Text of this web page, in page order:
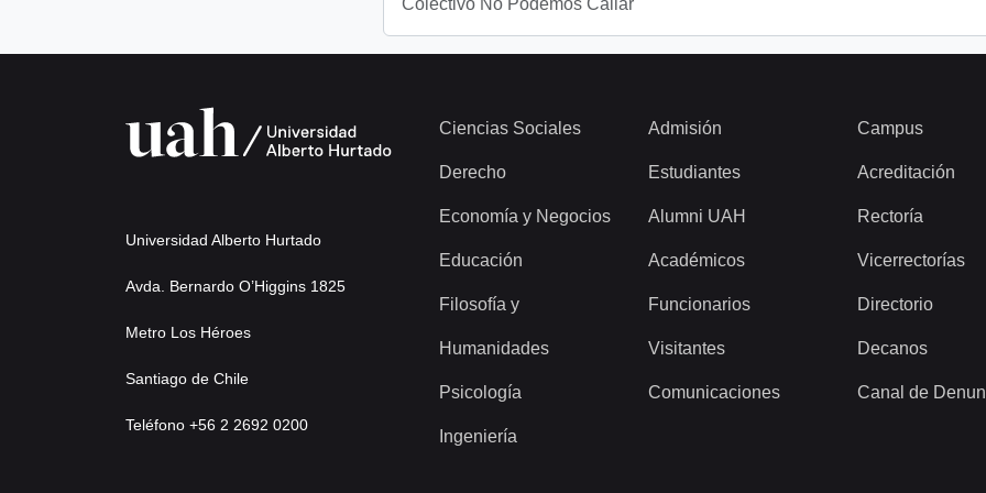
Colectivo No Podemos Callar
Universidad Alberto Hurtado
Avda. Bernardo O’Higgins 1825
Metro Los Héroes
Santiago de Chile
Teléfono +56 2 2692 0200
Ciencias Sociales
Derecho
Economía y Negocios
Educación
Filosofía y
Humanidades
Psicología
Ingeniería
Admisión
Estudiantes
Alumni UAH
Académicos
Funcionarios
Visitantes
Comunicaciones
Campus
Acreditación
Rectoría
Vicerrectorías
Directorio
Decanos
Canal de